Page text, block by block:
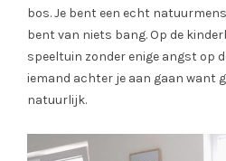
bos. Je bent een echt
bent van niets bang. Op de
speeltuin zonder enige angst op
iemand achter je aan gaan want
natuurlijk.